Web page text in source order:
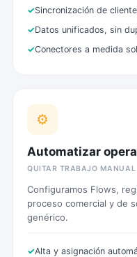
Sincronización de
Datos unificados, sin
Conectores a medida
⚙️
Automatizar
QUITAR TRABAJO MANUAL
Configuramos Flows,
proceso comercial y de
genérico.
Alta y asignación